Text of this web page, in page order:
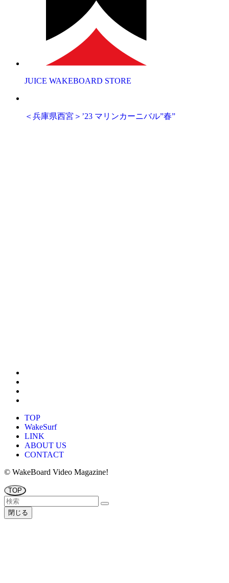
JUICE WAKEBOARD STORE
＜兵庫県西宮＞’23 マリンカーニバル”春”
TOP
WakeSurf
LINK
ABOUT US
CONTACT
© WakeBoard Video Magazine!
TOP
閉じる